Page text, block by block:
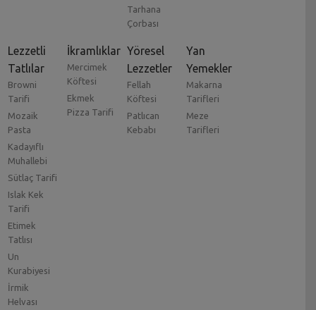
Tarhana
Çorbası
Lezzetli
Tatlılar
Browni
Tarifi
Mozaik
Pasta
Kadayıflı
Muhallebi
Sütlaç Tarifi
Islak Kek
Tarifi
Etimek
Tatlısı
Un
Kurabiyesi
İrmik
Helvası
İkramlıklar
Mercimek
Köftesi
Ekmek
Pizza Tarifi
Yöresel
Lezzetler
Fellah
Köftesi
Patlıcan
Kebabı
Yan
Yemekler
Makarna
Tarifleri
Meze
Tarifleri